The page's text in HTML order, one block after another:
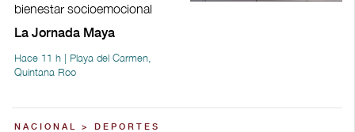
bienestar socioemocional
La Jornada Maya
Hace 11 h | Playa del Carmen,
Quintana Roo
NACIONAL > DEPORTES